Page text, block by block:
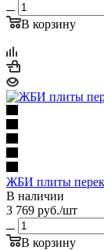
В корзину
ЖБИ плиты
В наличии
3 769 руб./шт
В корзину